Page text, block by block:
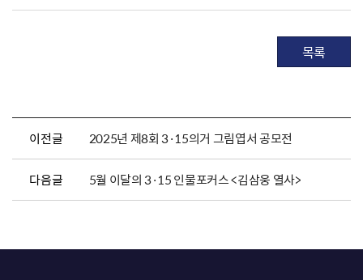
목록
이전글 2025년 제8회 3·15의거 그림엽서 공모전
다음글 5월 이달의 3·15 인물포커스 <김삼웅 열사>